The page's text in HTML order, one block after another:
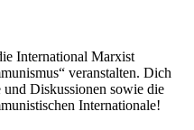
International Marxist
veranstalten. Dich
und Diskussionen sowie die
Internationale!